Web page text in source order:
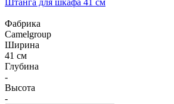
Фабрика
Camelgroup
Ширина
41 см
Глубина
-
Высота
-